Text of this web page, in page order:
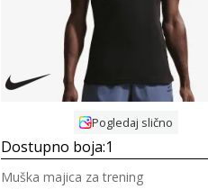
Pogledaj slično
Dostupno boja:1
Muška majica za trening